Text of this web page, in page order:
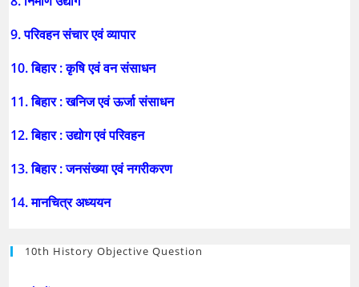
9. परिवहन संचार एवं व्यापार
10. बिहार : कृषि एवं वन संसाधन
11. बिहार : खनिज एवं ऊर्जा संसाधन
12. बिहार : उद्योग एवं परिवहन
13. बिहार : जनसंख्या एवं नगरीकरण
14. मानचित्र अध्ययन
10th History Objective Question